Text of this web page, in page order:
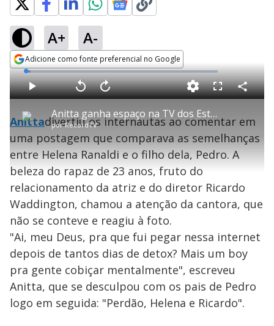
A+ A-
Adicione como fonte preferencial no Google
Opens in new window
P
l
a
y
V
i
Anitta ganha espaço na TV dos Estados Unidos
porRecordTV
P V
t
a
r
0
e
g
n
d
o
s
A
n
1
s
e
u
n
d
o
s
M
u
d
o
L
o
a
d
e
:
2
.
4
3
%
F
s
c
e
n
C
o
a
r
i
l
Anittadivertiu os internautas ao comentar em
uma postagem que comparava as semelhanças
entre Helena Ranaldi e o filho dela, Pedro. A
beleza do rapaz de 23 anos, fruto do
relacionamento da atriz e do diretor Ricardo
Waddington, chamou a atenção da cantora, que
não se conteve e reagiu à foto.
"Ai, meu Deus, pra que fui pegar nessa internet
depois de tantos dias de detox? Mais um boy
pra gente cobiçar mentalmente", escreveu
Anitta, que se desculpou com os pais de Pedro
logo em seguida: "Perdão, Helena e Ricardo".